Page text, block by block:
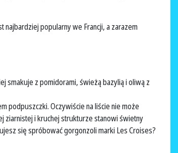
popularny we Francji, a zarazem
smakuje z pomidorami, świeżą bazylią i oliwą z
podpuszczki. Oczywiście na liście nie może
ziarnistej i kruchej strukturze stanowi świetny
się spróbować gorgonzoli marki Les Croises?